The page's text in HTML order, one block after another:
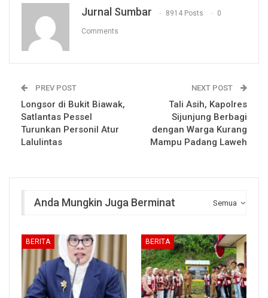
Jurnal Sumbar 8914 Posts 0
Comments
PREV POST
Longsor di Bukit Biawak,
Satlantas Pessel
Turunkan Personil Atur
Lalulintas
NEXT POST
Tali Asih, Kapolres
Sijunjung Berbagi
dengan Warga Kurang
Mampu Padang Laweh
Semua
Anda Mungkin Juga Berminat
BERITA BERITA